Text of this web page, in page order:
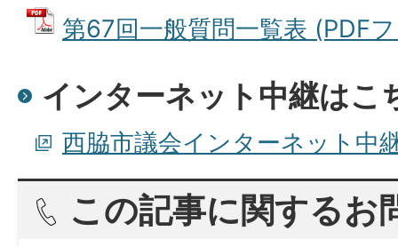
第67回一般質問一覧表 (PDF
インターネット中継はこ
西脇市議会インターネット中
この記事に関するお